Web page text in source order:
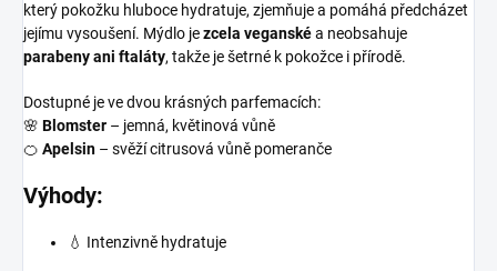
který pokožku hluboce hydratuje, zjemňuje a pomáhá předcházet
jejímu vysoušení. Mýdlo jezcela veganskéa neobsahuje
parabeny ani ftaláty, takže je šetrné k pokožce i přírodě.
Dostupné je ve dvou krásných parfemacích:
🌸 Blomster – jemná, květinová vůně
🍊 Apelsin – svěží citrusová vůně pomeranče
Výhody:
💧 Intenzivně hydratuje